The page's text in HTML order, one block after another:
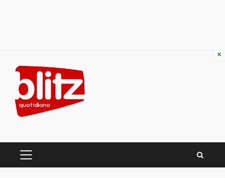
content
PRIMARY
×